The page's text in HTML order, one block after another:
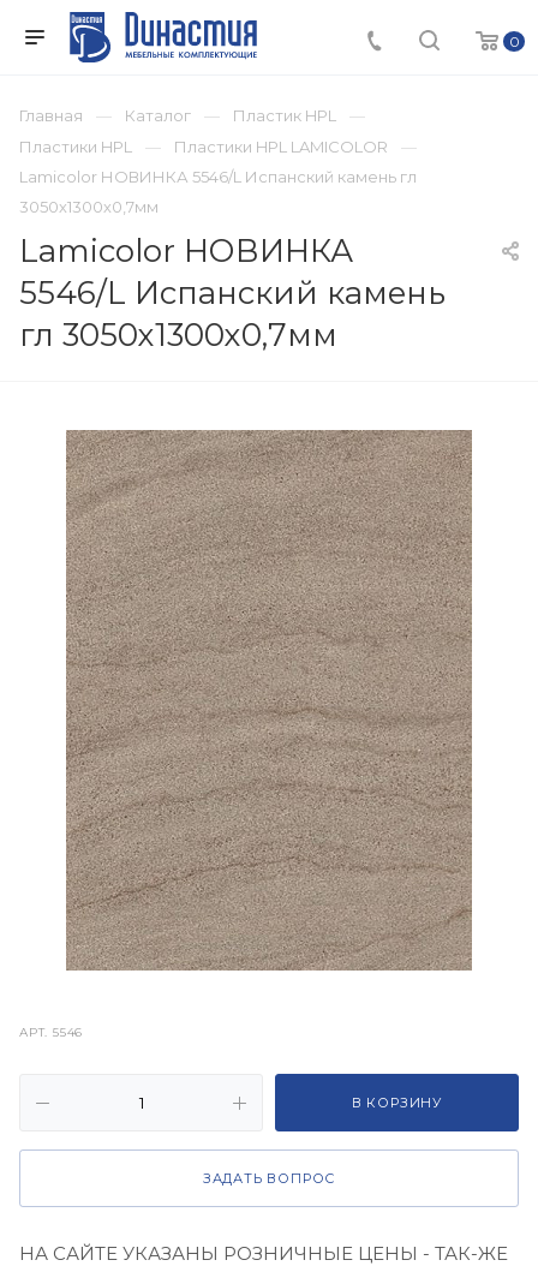
0
Главная Каталог
Пластик HPL
Пластики HPL
Пластики HPL LAMICOLOR
Lamicolor НОВИНКА 5546/L Испанский камень гл
3050х1300х0,7мм
Lamicolor НОВИНКА
5546/L Испанский камень
гл 3050х1300х0,7мм
АРТ.5546
В КОРЗИНУ
ЗАДАТЬ ВОПРОС
НА САЙТЕ УКАЗАНЫ РОЗНИЧНЫЕ ЦЕНЫ - ТАК-ЖЕ